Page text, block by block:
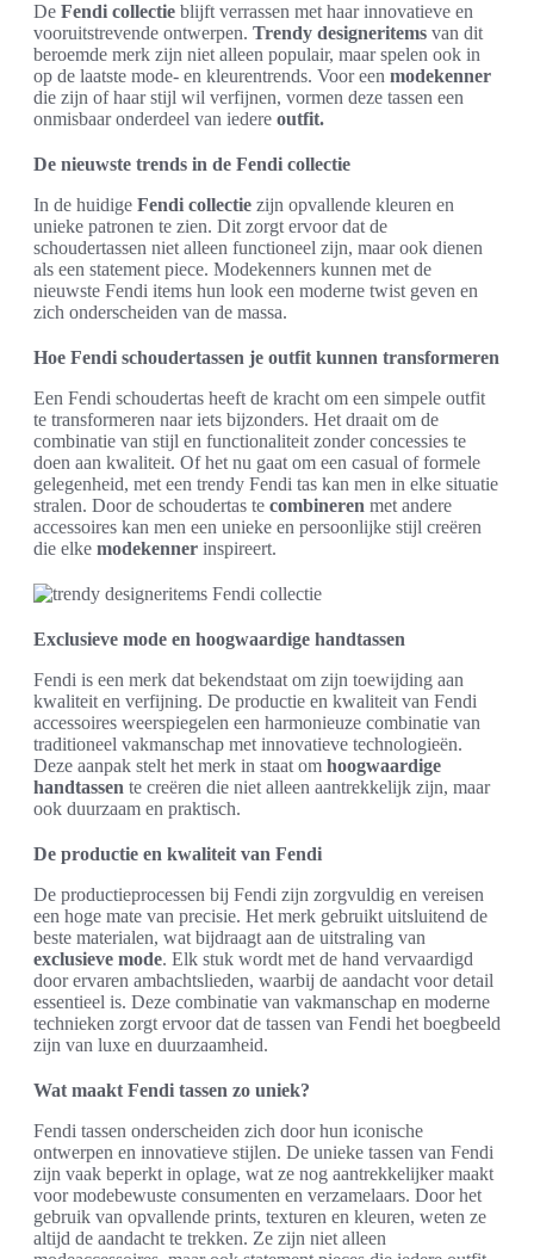
De Fendi collectie blijft verrassen met haar innovatieve en
vooruitstrevende ontwerpen. Trendy designeritems van dit
beroemde merk zijn niet alleen populair, maar spelen ook in
op de laatste mode- en kleurentrends. Voor een modekenner
die zijn of haar stijl wil verfijnen, vormen deze tassen een
onmisbaar onderdeel van iedere outfit.
De nieuwste trends in de Fendi collectie
In de huidige Fendi collectie zijn opvallende kleuren en
unieke patronen te zien. Dit zorgt ervoor dat de
schoudertassen niet alleen functioneel zijn, maar ook dienen
als een statement piece. Modekenners kunnen met de
nieuwste Fendi items hun look een moderne twist geven en
zich onderscheiden van de massa.
Hoe Fendi schoudertassen je outfit kunnen transformeren
Een Fendi schoudertas heeft de kracht om een simpele outfit
te transformeren naar iets bijzonders. Het draait om de
combinatie van stijl en functionaliteit zonder concessies te
doen aan kwaliteit. Of het nu gaat om een casual of formele
gelegenheid, met een trendy Fendi tas kan men in elke situatie
stralen. Door de schoudertas te combineren met andere
accessoires kan men een unieke en persoonlijke stijl creëren
die elke modekenner inspireert.
Exclusieve mode en hoogwaardige handtassen
Fendi is een merk dat bekendstaat om zijn toewijding aan
kwaliteit en verfijning. De productie en kwaliteit van Fendi
accessoires weerspiegelen een harmonieuze combinatie van
traditioneel vakmanschap met innovatieve technologieën.
Deze aanpak stelt het merk in staat om hoogwaardige
handtassen te creëren die niet alleen aantrekkelijk zijn, maar
ook duurzaam en praktisch.
De productie en kwaliteit van Fendi
De productieprocessen bij Fendi zijn zorgvuldig en vereisen
een hoge mate van precisie. Het merk gebruikt uitsluitend de
beste materialen, wat bijdraagt aan de uitstraling van
exclusieve mode. Elk stuk wordt met de hand vervaardigd
door ervaren ambachtslieden, waarbij de aandacht voor detail
essentieel is. Deze combinatie van vakmanschap en moderne
technieken zorgt ervoor dat de tassen van Fendi het boegbeeld
zijn van luxe en duurzaamheid.
Wat maakt Fendi tassen zo uniek?
Fendi tassen onderscheiden zich door hun iconische
ontwerpen en innovatieve stijlen. De unieke tassen van Fendi
zijn vaak beperkt in oplage, wat ze nog aantrekkelijker maakt
voor modebewuste consumenten en verzamelaars. Door het
gebruik van opvallende prints, texturen en kleuren, weten ze
altijd de aandacht te trekken. Ze zijn niet alleen